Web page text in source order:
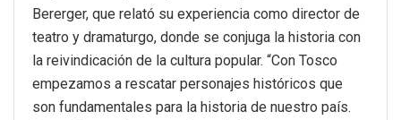
Bererger, que relató su experiencia como director de
teatro y dramaturgo, donde se conjuga la historia con
la reivindicación de la cultura popular. “Con Tosco
empezamos a rescatar personajes históricos que
son fundamentales para la historia de nuestro país.